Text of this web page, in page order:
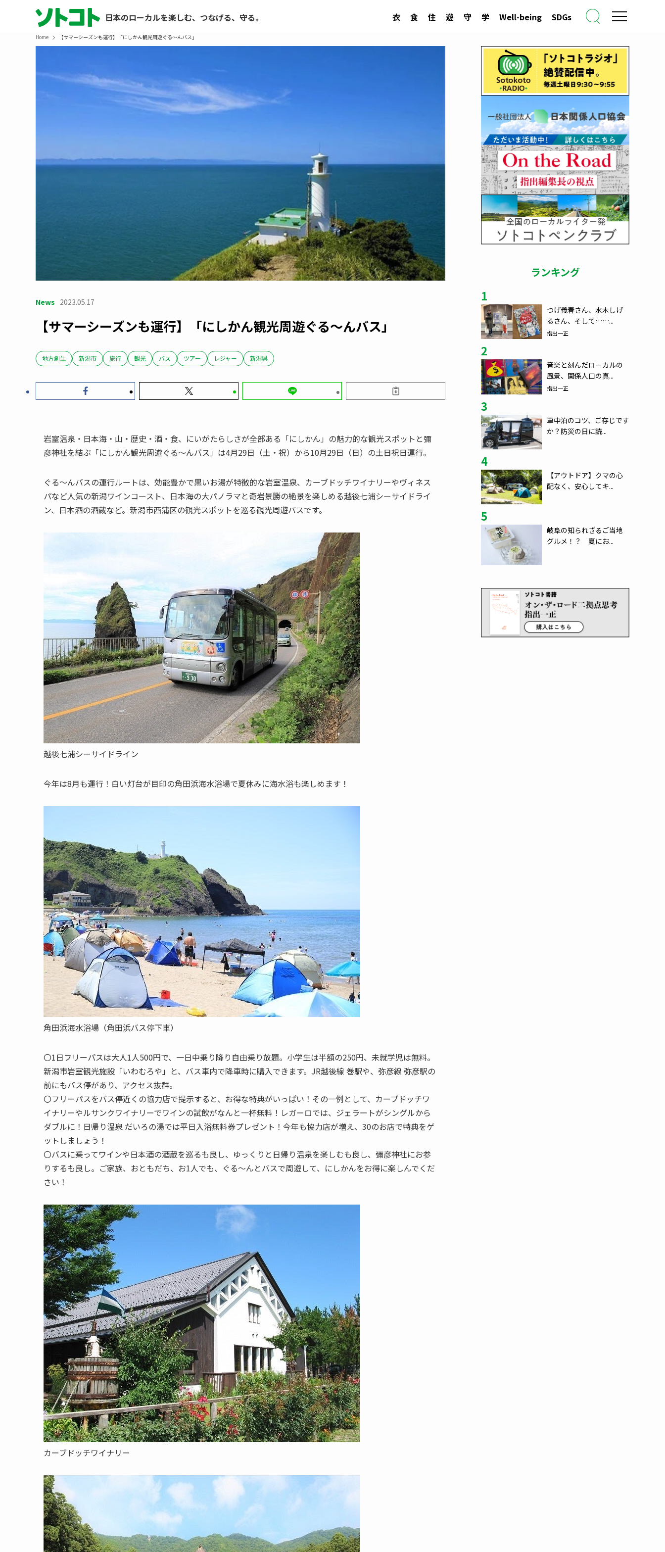
日本のローカルを楽しむ、つなげる、守る。 衣 食 住 遊 守 学 Well-being SDGs
Home 【サマーシーズンも運行】「にしかん観光周遊ぐる～んバス」
News 2023.05.17
【サマーシーズンも運行】「にしかん観光周遊ぐる～んバス」
地方創生 新潟市 旅行 観光 バス ツアー レジャー 新潟県
岩室温泉・日本海・山・歴史・酒・食、にいがたらしさが全部ある「にしかん」の魅力的な観光スポットと彌
彦神社を結ぶ「にしかん観光周遊ぐる～んバス」は4月29日（土・祝）から10月29日（日）の土日祝日運行。
ぐる～んバスの運行ルートは、効能豊かで黒いお湯が特徴的な岩室温泉、カーブドッチワイナリーやヴィネス
パなど人気の新潟ワインコースト、日本海の大パノラマと奇岩景勝の絶景を楽しめる越後七浦シーサイドライ
ン、日本酒の酒蔵など。新潟市西蒲区の観光スポットを巡る観光周遊バスです。
越後七浦シーサイドライン
今年は8月も運行！白い灯台が目印の角田浜海水浴場で夏休みに海水浴も楽しめます！
角田浜海水浴場（角田浜バス停下車）
〇1日フリーパスは大人1人500円で、一日中乗り降り自由乗り放題。小学生は半額の250円、未就学児は無料。
新潟市岩室観光施設「いわむろや」と、バス車内で降車時に購入できます。JR越後線 巻駅や、弥彦線 弥彦駅の
前にもバス停があり、アクセス抜群。
〇フリーパスをバス停近くの協力店で提示すると、お得な特典がいっぱい！その一例として、カーブドッチワ
イナリーやルサンクワイナリーでワインの試飲がなんと一杯無料！レガーロでは、ジェラートがシングルから
ダブルに！日帰り温泉 だいろの湯では平日入浴無料券プレゼント！今年も協力店が増え、30のお店で特典をゲ
ットしましょう！
〇バスに乗ってワインや日本酒の酒蔵を巡るも良し、ゆっくりと日帰り温泉を楽しむも良し、彌彦神社にお参
りするも良し。ご家族、おともだち、お1人でも、ぐる～んとバスで周遊して、にしかんをお得に楽しんでくだ
さい！
カーブドッチワイナリー
ランキング
1
つげ義春さん、水木しげ
るさん、そして……...
指出一正
2
音楽と刻んだローカルの
風景、関係人口の真...
指出一正
3
車中泊のコツ、ご存じです
か？防災の日に読...
4
【アウトドア】クマの心
配なく、安心してキ...
5
岐阜の知られざるご当地
グルメ！？ 夏にお...